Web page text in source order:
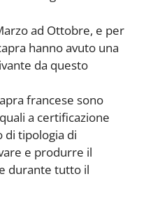
ad Ottobre, e per
hanno avuto una
da questo
francese sono
a certificazione
di tipologia di
e produrre il
durante tutto il